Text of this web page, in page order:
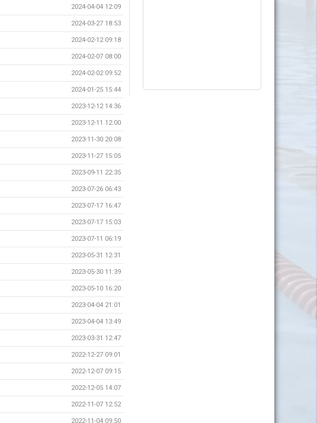
2024-04-04 12:09
2024-03-27 18:53
2024-02-12 09:18
2024-02-07 08:00
2024-02-02 09:52
2024-01-25 15:44
2023-12-12 14:36
2023-12-11 12:00
2023-11-30 20:08
2023-11-27 15:05
2023-09-11 22:35
2023-07-26 06:43
2023-07-17 16:47
2023-07-17 15:03
2023-07-11 06:19
2023-05-31 12:31
2023-05-30 11:39
2023-05-10 16:20
2023-04-04 21:01
2023-04-04 13:49
2023-03-31 12:47
2022-12-27 09:01
2022-12-07 09:15
2022-12-05 14:07
2022-11-07 12:52
2022-11-04 09:50